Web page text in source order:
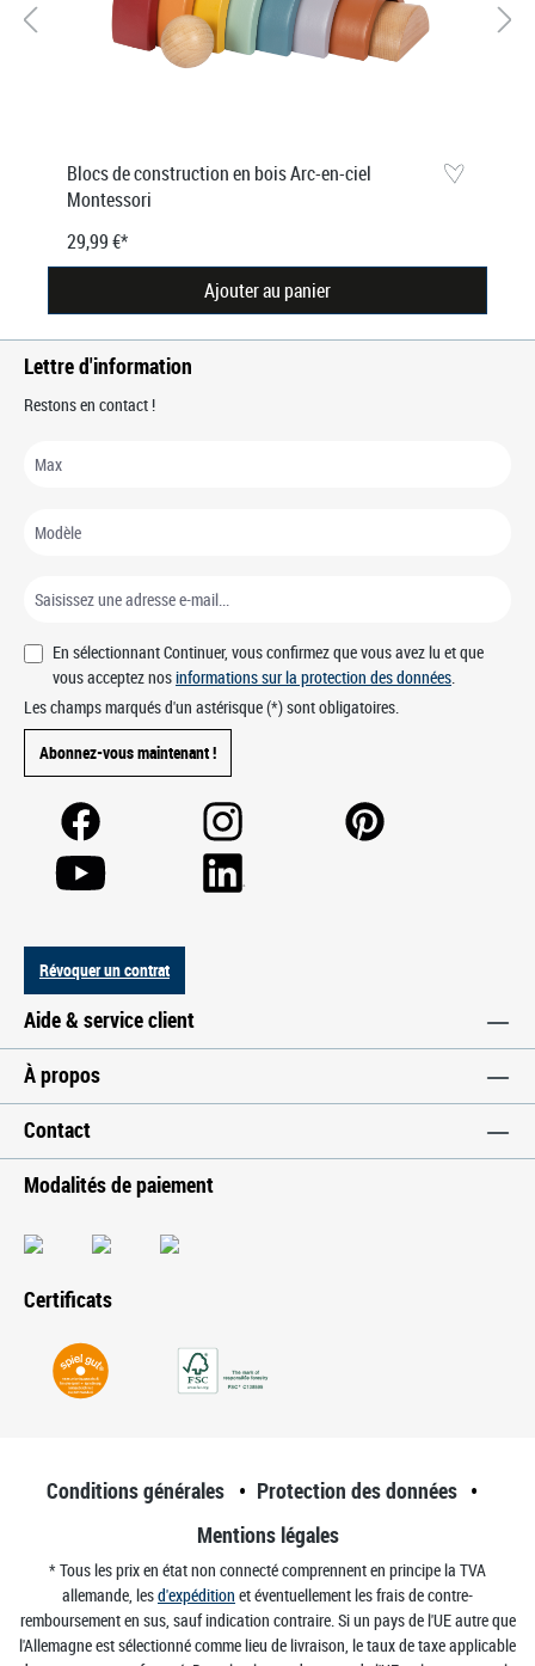
Blocs de construction en bois Arc-en-ciel
Montessori
29,99 €*
Ajouter au panier
Lettre d'information
Restons en contact !
En sélectionnant Continuer, vous confirmez que vous avez lu et que
vous acceptez nosinformations sur la protection des données.
Les champs marqués d'un astérisque (*) sont obligatoires.
Abonnez-vous maintenant !
Révoquer un contrat
Aide & service client
À propos
Contact
Modalités de paiement
Certificats
Conditions générales
Protection des données
Mentions légales
* Tous les prix en état non connecté comprennent en principe la TVA
allemande, lesd'expédition et éventuellement les frais de contre-
remboursement en sus, sauf indication contraire. Si un pays de l'UE autre que
l'Allemagne est sélectionné comme lieu de livraison, le taux de taxe applicable